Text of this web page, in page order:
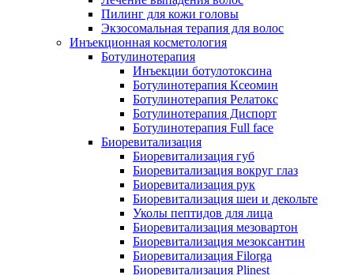
Пилинг для кожи головы
Экзосомальная терапия для волос
Инъекционная косметология
Ботулинотерапия
Инъекции ботулотоксина
Ботулинотерапия Ксеомин
Ботулинотерапия Релатокс
Ботулинотерапия Диспорт
Ботулинотерапия Full face
Биоревитализация
Биоревитализация губ
Биоревитализация вокруг глаз
Биоревитализация рук
Биоревитализация шеи и декольте
Уколы пептидов для лица
Биоревитализация мезовартон
Биоревитализация мезоксантин
Биоревитализация Filorga
Биоревитализация Plinest